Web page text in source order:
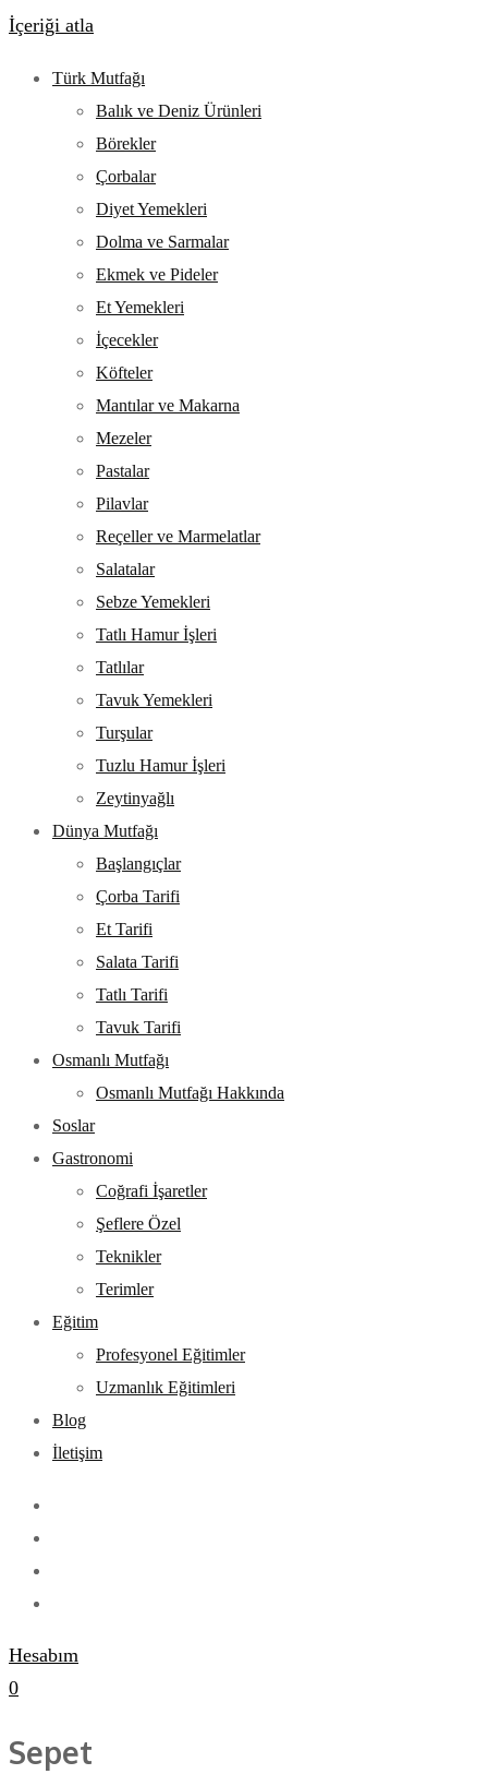
İçeriği atla
Türk Mutfağı
Balık ve Deniz Ürünleri
Börekler
Çorbalar
Diyet Yemekleri
Dolma ve Sarmalar
Ekmek ve Pideler
Et Yemekleri
İçecekler
Köfteler
Mantılar ve Makarna
Mezeler
Pastalar
Pilavlar
Reçeller ve Marmelatlar
Salatalar
Sebze Yemekleri
Tatlı Hamur İşleri
Tatlılar
Tavuk Yemekleri
Turşular
Tuzlu Hamur İşleri
Zeytinyağlı
Dünya Mutfağı
Başlangıçlar
Çorba Tarifi
Et Tarifi
Salata Tarifi
Tatlı Tarifi
Tavuk Tarifi
Osmanlı Mutfağı
Osmanlı Mutfağı Hakkında
Soslar
Gastronomi
Coğrafi İşaretler
Şeflere Özel
Teknikler
Terimler
Eğitim
Profesyonel Eğitimler
Uzmanlık Eğitimleri
Blog
İletişim
Hesabım
0
Sepet